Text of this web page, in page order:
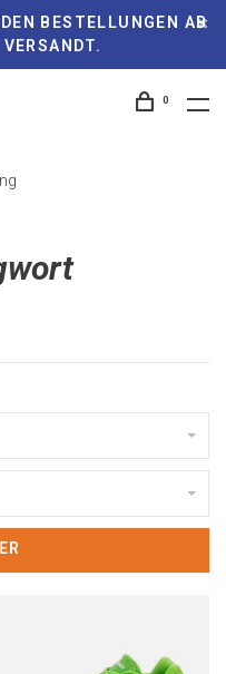
BESTELLUNGEN AB
0